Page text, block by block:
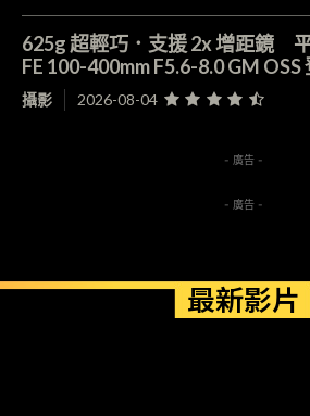
625g 超輕巧．支援 2x 增距鏡
FE 100-400mm F5.6-8.0 GM OSS
攝影 2026-08-04
- 廣告 -
- 廣告 -
最新影片